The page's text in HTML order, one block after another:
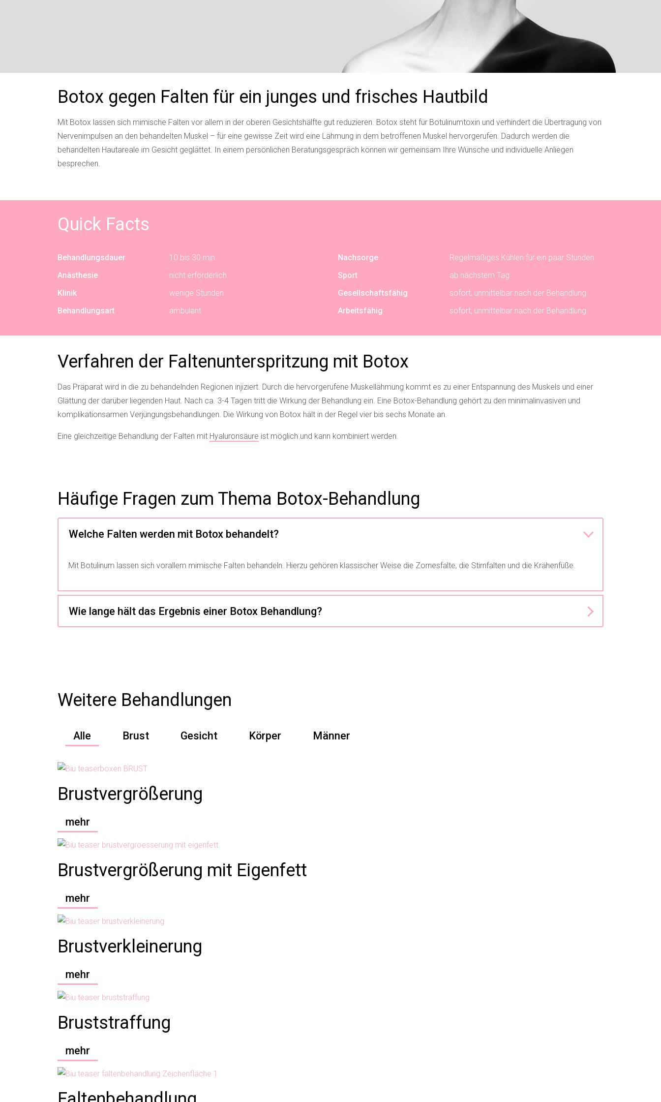
Botox gegen Falten für ein junges und frisches Hautbild
Mit Botox lassen sich mimische Falten vor allem in der oberen Gesichtshälfte gut reduzieren. Botox steht für Botulinumtoxin und verhindert die Übertragung von
Nervenimpulsen an den behandelten Muskel – für eine gewisse Zeit wird eine Lähmung in dem betroffenen Muskel hervorgerufen. Dadurch werden die
behandelten Hautareale im Gesicht geglättet. In einem persönlichen Beratungsgespräch können wir gemeinsam Ihre Wünsche und individuelle Anliegen
besprechen.
Quick Facts
Behandlungsdauer
10 bis 30 min.
Anästhesie
nicht erforderlich
Klinik
wenige Stunden
Behandlungsart
ambulant
Nachsorge
Regelmäßiges Kühlen für ein paar Stunden
Sport
ab nächstem Tag
Gesellschaftsfähig
sofort, unmittelbar nach der Behandlung
Arbeitsfähig
sofort, unmittelbar nach der Behandlung
Verfahren der Faltenunterspritzung mit Botox
Das Präparat wird in die zu behandelnden Regionen injiziert. Durch die hervorgerufene Muskellähmung kommt es zu einer Entspannung des Muskels und einer
Glättung der darüber liegenden Haut. Nach ca. 3-4 Tagen tritt die Wirkung der Behandlung ein. Eine Botox-Behandlung gehört zu den minimalinvasiven und
komplikationsarmen Verjüngungsbehandlungen. Die Wirkung von Botox hält in der Regel vier bis sechs Monate an.
Eine gleichzeitige Behandlung der Falten mit Hyaluronsäure ist möglich und kann kombiniert werden.
Häufige Fragen zum Thema Botox-Behandlung
Welche Falten werden mit Botox behandelt?
Mit Botulinum lassen sich vorallem mimische Falten behandeln. Hierzu gehören klassischer Weise die Zornesfalte, die Stirnfalten und die Krähenfüße.
Wie lange hält das Ergebnis einer Botox Behandlung?
Weitere Behandlungen
Alle Brust Gesicht Körper Männer
Brustvergrößerung
mehr
Brustvergrößerung mit Eigenfett
mehr
Brustverkleinerung
mehr
Bruststraffung
mehr